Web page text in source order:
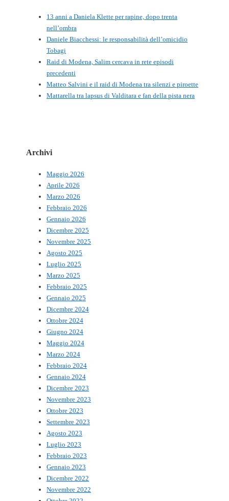
13 anni a Daniela Klette per rapine, dopo trenta
nell’ombra
Daniele Biacchessi: le responsabilità dell’omicidio
Tobagi
Raid di Modena, Salim cercava in rete episodi
precedenti
Matteo Salvini e il raid di Modena tra silenzi e piroette
Mattarella tra lapsus di Valditara e fan della pista nera
Archivi
Maggio 2026
Aprile 2026
Marzo 2026
Febbraio 2026
Gennaio 2026
Dicembre 2025
Novembre 2025
Agosto 2025
Luglio 2025
Marzo 2025
Febbraio 2025
Gennaio 2025
Dicembre 2024
Ottobre 2024
Giugno 2024
Maggio 2024
Marzo 2024
Febbraio 2024
Gennaio 2024
Dicembre 2023
Novembre 2023
Ottobre 2023
Settembre 2023
Agosto 2023
Luglio 2023
Febbraio 2023
Gennaio 2023
Dicembre 2022
Novembre 2022